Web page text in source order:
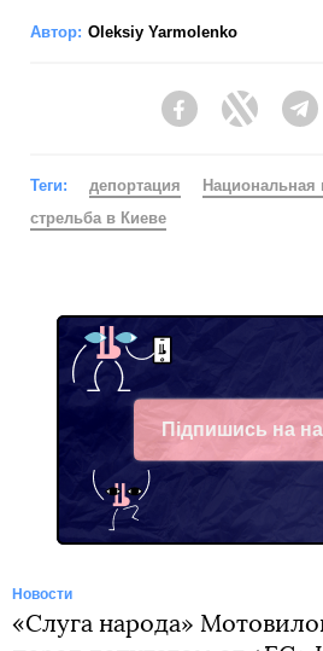
Автор: Oleksiy Yarmolenko
FacebookTwitter
Теги: депортация
стрельба в Киеве
Підпишись на
Facebook
Новости
«Слуга народа»